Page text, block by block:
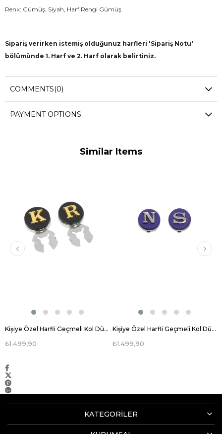
Renk: Gümüş, Siyah, Harf Rengi Gümüş
Sipariş verirken istemiş olduğunuz harfleri 'Sipariş Notu'
bölümünde 1. Harf ve 2. Harf olarak belirtiniz.
Örnek: 1. Harf: A - 2. Harf: D
* Kişiye Özel Ürünlerde;
- Ürünün Hazırlanma Süresi 2-3 İş Günüdür.
- İade, Değişim ve Kapıda Ödeme Yoktur.
COMMENTS(0)
PAYMENT OPTIONS
Similar Items
Kişiye Özel Harfli Geçmeli Kol Düğmesi
₺1.499,90
Kişiye Özel Harfli Geçmeli Kol Düğmesi
₺1.499,90
KATEGORİLER